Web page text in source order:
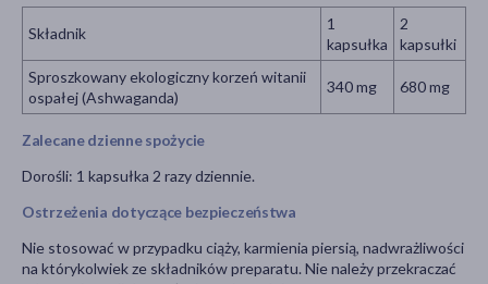
Składnik
1
kapsułka
2
kapsułki
Sproszkowany ekologiczny korzeń witanii
ospałej (Ashwaganda)
340 mg 680 mg
Zalecane dzienne spożycie
Dorośli: 1 kapsułka 2 razy dziennie.
Ostrzeżenia dotyczące bezpieczeństwa
Nie stosować w przypadku ciąży, karmienia piersią, nadwrażliwości
na którykolwiek ze składników preparatu. Nie należy przekraczać